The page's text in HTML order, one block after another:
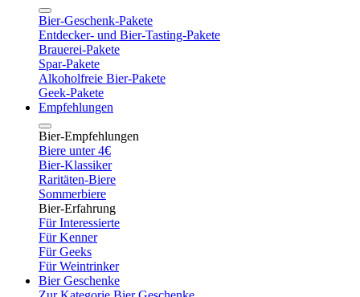
Bier-Geschenk-Pakete
Entdecker- und Bier-Tasting-Pakete
Brauerei-Pakete
Spar-Pakete
Alkoholfreie Bier-Pakete
Geek-Pakete
Empfehlungen
Bier-Empfehlungen
Biere unter 4€
Bier-Klassiker
Raritäten-Biere
Sommerbiere
Bier-Erfahrung
Für Interessierte
Für Kenner
Für Geeks
Für Weintrinker
Bier Geschenke